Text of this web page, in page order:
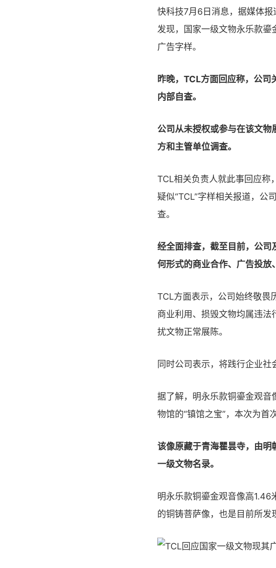
快科技7月6日消息，据媒体
发现，国家一级文物永乐款
广告字样。
昨晚，TCL方面回应称，公
内部自查。
公司从未授权或参与在该文物
方和主管单位调查。
TCL相关负责人就此事回应称
疑似“TCL”字样相关报道，公
查。
经全面排查，截至目前，公
何形式的商业合作、广告投放
TCL方面表示，公司始终敬畏
商业利用、损毁文物均属违
扰文物正常展陈。
同时公司表示，将践行企业社
据了解，明永乐款铜鎏金观
物馆的“镇馆之宝”，本次为首
该像原藏于青海瞿昙寺，由
一级文物名录。
明永乐款铜鎏金观音像高1.46
的铜铸菩萨像，也是目前所发